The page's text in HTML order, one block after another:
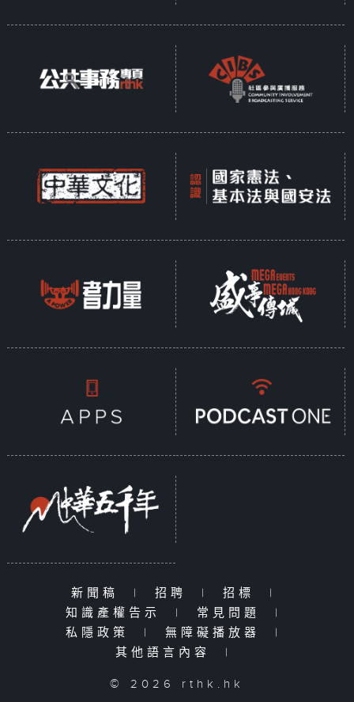
新聞稿 | 招聘 | 招標
|
知識產權告示
| 常見問題
|
私隱政策
| 無障礙播放器
|
其他語言內容
|
© 2026 rthk.hk